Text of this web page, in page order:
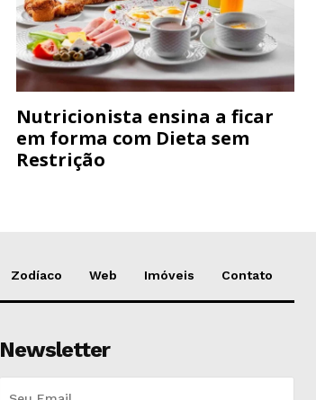
Nutricionista ensina a ficar
em forma com Dieta sem
Restrição
Zodíaco Web Imóveis Contato
Newsletter